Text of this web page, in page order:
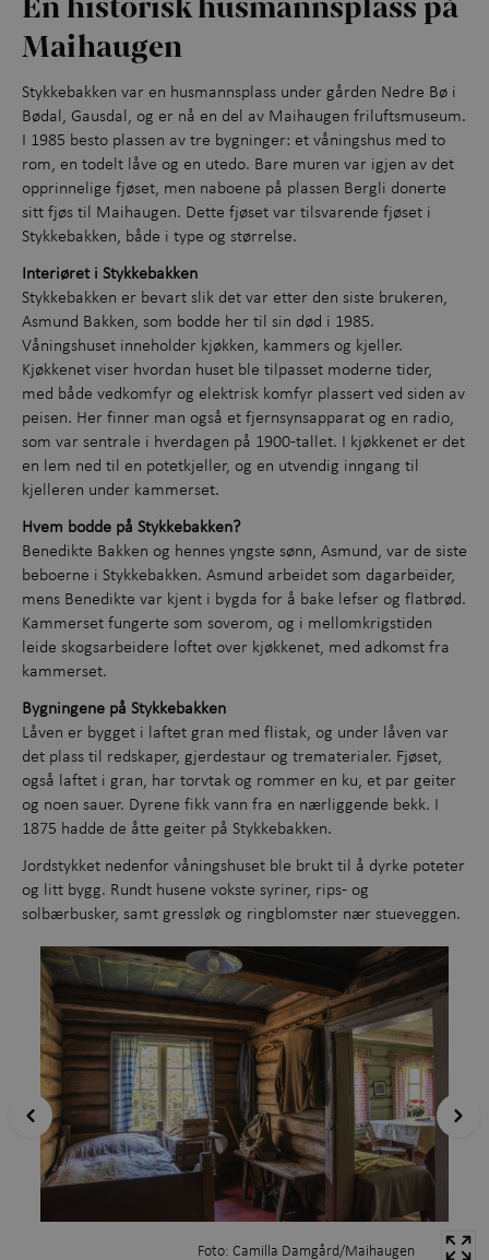
Opplevelser gjennom året
+
Kunnskap og læring
+
Utforsk samlingene
Om Maihaugen
Maihaugen
Stykkebakken var en husmannsplass under gården Nedre Bø i
Bødal, Gausdal, og er nå en del av Maihaugen friluftsmuseum.
I 1985 besto plassen av tre bygninger: et våningshus med to
rom, en todelt låve og en utedo. Bare muren var igjen av det
opprinnelige fjøset, men naboene på plassen Bergli donerte
sitt fjøs til Maihaugen. Dette fjøset var tilsvarende fjøset i
Stykkebakken, både i type og størrelse.
Interiøret i Stykkebakken
Stykkebakken er bevart slik det var etter den siste brukeren,
Asmund Bakken, som bodde her til sin død i 1985.
Våningshuset inneholder kjøkken, kammers og kjeller.
Kjøkkenet viser hvordan huset ble tilpasset moderne tider,
med både vedkomfyr og elektrisk komfyr plassert ved siden av
peisen. Her finner man også et fjernsynsapparat og en radio,
som var sentrale i hverdagen på 1900-tallet. I kjøkkenet er det
en lem ned til en potetkjeller, og en utvendig inngang til
kjelleren under kammerset.
Hvem bodde på Stykkebakken?
Benedikte Bakken og hennes yngste sønn, Asmund, var de siste
beboerne i Stykkebakken. Asmund arbeidet som dagarbeider,
mens Benedikte var kjent i bygda for å bake lefser og flatbrød.
Kammerset fungerte som soverom, og i mellomkrigstiden
leide skogsarbeidere loftet over kjøkkenet, med adkomst fra
kammerset.
Bygningene på Stykkebakken
Låven er bygget i laftet gran med flistak, og under låven var
det plass til redskaper, gjerdestaur og trematerialer. Fjøset,
også laftet i gran, har torvtak og rommer en ku, et par geiter
og noen sauer. Dyrene fikk vann fra en nærliggende bekk. I
1875 hadde de åtte geiter på Stykkebakken.
Jordstykket nedenfor våningshuset ble brukt til å dyrke poteter
og litt bygg. Rundt husene vokste syriner, rips- og
solbærbusker, samt gressløk og ringblomster nær stueveggen.
Foto: Camilla Damgård/Maihaugen